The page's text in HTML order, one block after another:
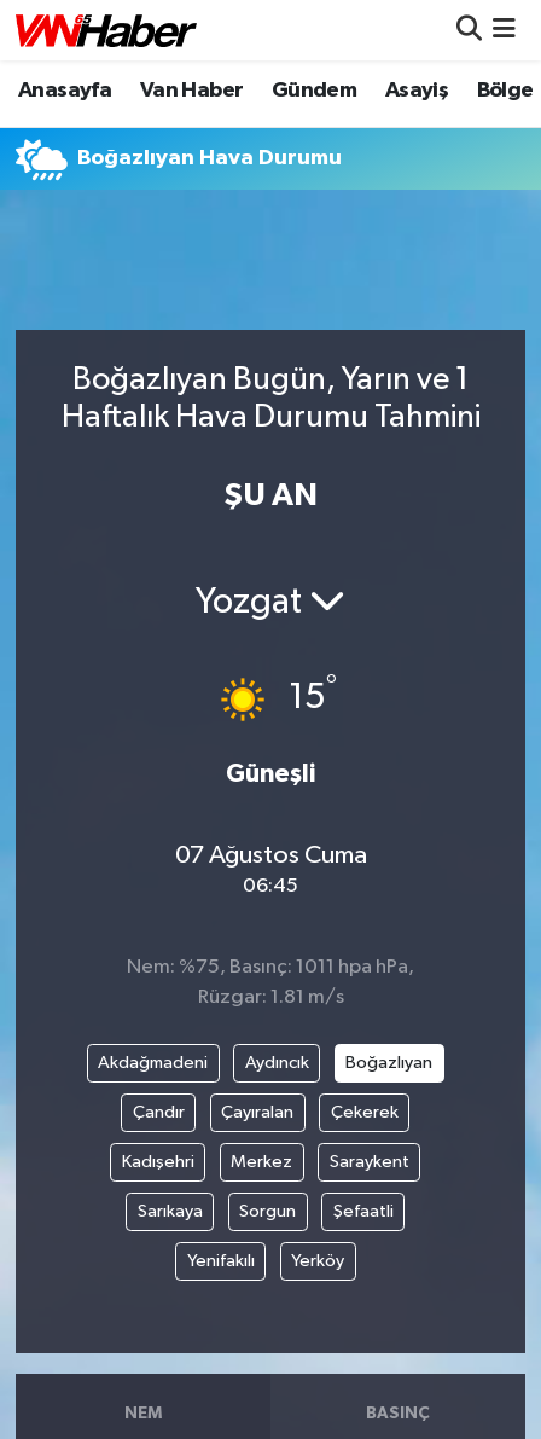
Anasayfa Van Haber Gündem Asayiş Bölge
Boğazlıyan Hava Durumu
Boğazlıyan Bugün, Yarın ve 1
Haftalık Hava Durumu Tahmini
ŞU AN
Yozgat
15°
Güneşli
07 Ağustos Cuma
06:45
Nem: %75, Basınç: 1011 hpa hPa,
Rüzgar: 1.81 m/s
Akdağmadeni Aydıncık Boğazlıyan
Çandır Çayıralan Çekerek
Kadışehri Merkez Saraykent
Sarıkaya Sorgun Şefaatli
Yenifakılı Yerköy
NEM BASINÇ
Nöbetçi Eczaneler
Hava Durumu
Son Dakika Haberleri